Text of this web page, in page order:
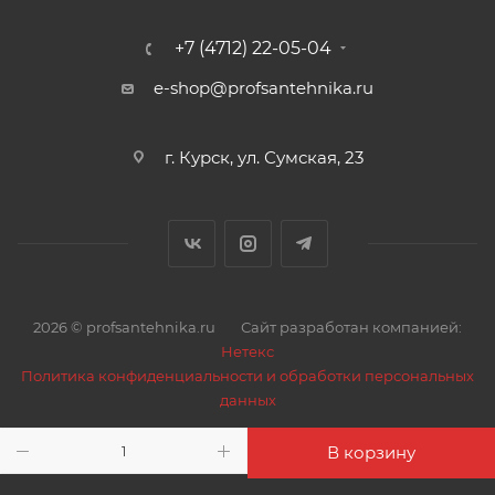
В корзину
материал/размер/кол-во нитей. Нерж. сталь AISI-
202 (4%Ni) + Нить капроновая (красная + синяя)
Гайка накидная 1/2” Материал латунь 57 с
+7 (4712) 22-05-04
e-shop@profsantehnika.ru
г. Курск, ул. Сумская, 23
2026 © profsantehnika.ru
Сайт разработан компанией:
Нетекс
Политика конфиденциальности и обработки персональных
данных